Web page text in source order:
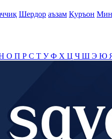
Шердор аъзам Қуръон
О П Р С Т УФ Х Ц Ч Ш Э Ю